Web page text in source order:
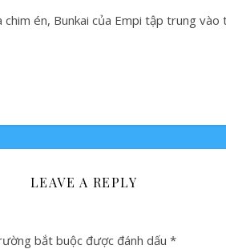
én, Bunkai của Empi tập trung
LEAVE A REPLY
bắt buộc được đánh dấu *